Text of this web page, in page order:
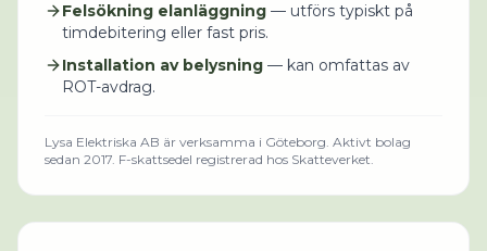
Felsökning elanläggning — utförs typiskt på
timdebitering eller fast pris.
Installation av belysning — kan omfattas av
ROT-avdrag.
Lysa Elektriska AB är verksamma i Göteborg. Aktivt bolag
sedan 2017. F-skattsedel registrerad hos Skatteverket.